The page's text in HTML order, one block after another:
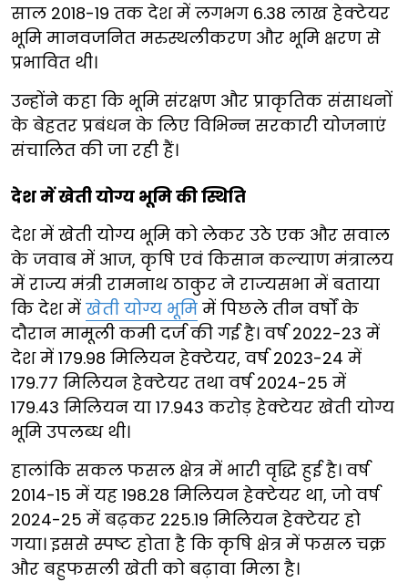
साल 2018-19 तक देश में लगभग 6.38 लाख हेक्टेयर
भूमि मानवजनित मरुस्थलीकरण और भूमि क्षरण से
प्रभावित थी।
उन्होंने कहा कि भूमि संरक्षण और प्राकृतिक संसाधनों
के बेहतर प्रबंधन के लिए विभिन्न सरकारी योजनाएं
संचालित की जा रही हैं।
देश में खेती योग्य भूमि की स्थिति
देश में खेती योग्य भूमि को लेकर उठे एक और सवाल
के जवाब में आज, कृषि एवं किसान कल्याण मंत्रालय
में राज्य मंत्री रामनाथ ठाकुर ने राज्यसभा में बताया
कि देश में खेती योग्य भूमि में पिछले तीन वर्षों के
दौरान मामूली कमी दर्ज की गई है। वर्ष 2022-23 में
देश में 179.98 मिलियन हेक्टेयर, वर्ष 2023-24 में
179.77 मिलियन हेक्टेयर तथा वर्ष 2024-25 में
179.43 मिलियन या 17.943 करोड़ हेक्टेयर खेती योग्य
भूमि उपलब्ध थी।
हालांकि सकल फसल क्षेत्र में भारी वृद्धि हुई है। वर्ष
2014-15 में यह 198.28 मिलियन हेक्टेयर था, जो वर्ष
2024-25 में बढ़कर 225.19 मिलियन हेक्टेयर हो
गया। इससे स्पष्ट होता है कि कृषि क्षेत्र में फसल चक्र
और बहुफसली खेती को बढ़ावा मिला है।